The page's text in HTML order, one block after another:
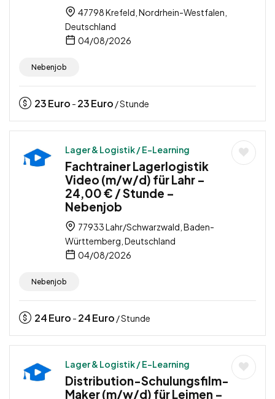
47798 Krefeld, Nordrhein-Westfalen,
Deutschland
04/08/2026
Nebenjob
23Euro - 23Euro / Stunde
Lager & Logistik / E-Learning
Fachtrainer Lagerlogistik
Video (m/w/d) für Lahr –
24,00 € / Stunde –
Nebenjob
77933 Lahr/Schwarzwald, Baden-
Württemberg, Deutschland
04/08/2026
Nebenjob
24Euro - 24Euro / Stunde
Lager & Logistik / E-Learning
Distribution-Schulungsfilm-
Maker (m/w/d) für Leimen –